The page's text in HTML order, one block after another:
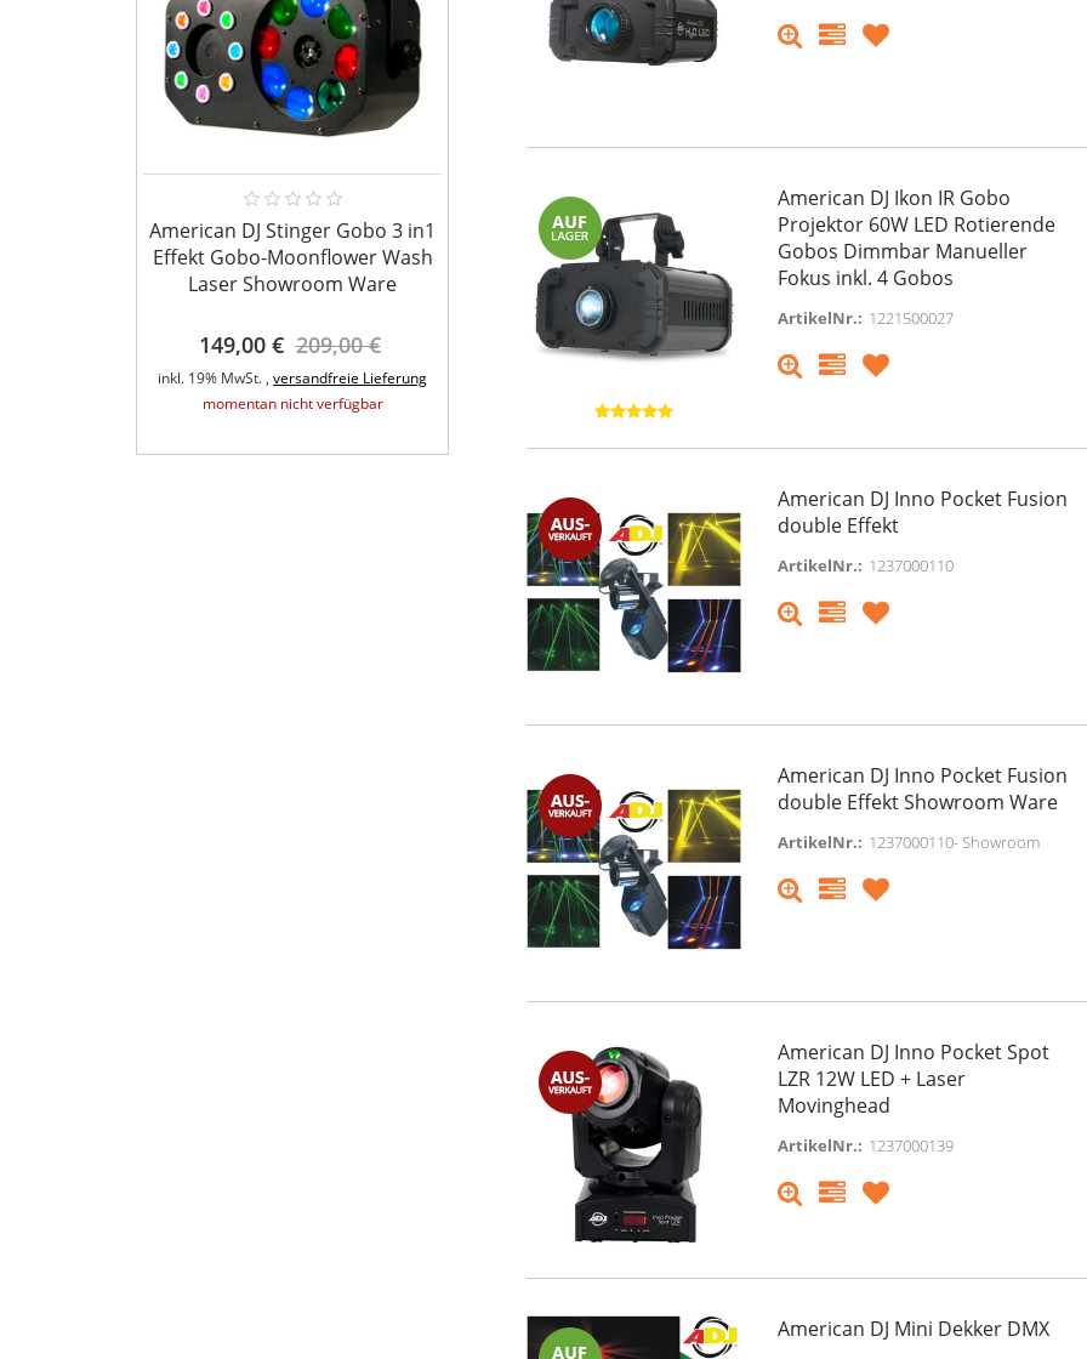
American DJ Ikon IR Gobo
Projektor 60W LED Rotierende
Gobos Dimmbar Manueller
Fokus inkl. 4 Gobos
ArtikelNr.: 1221500027
American DJ Inno Pocket Fusion
double Effekt
ArtikelNr.: 1237000110
American DJ Inno Pocket Fusion
double Effekt Showroom Ware
ArtikelNr.: 1237000110- Showroom
American DJ Inno Pocket Spot
LZR 12W LED + Laser
Movinghead
ArtikelNr.: 1237000139
American DJ Mini Dekker DMX
American DJ Stinger Gobo 3 in1
Effekt Gobo-Moonflower Wash
Laser Showroom Ware
149,00 € 209,00 €
inkl. 19% MwSt. , versandfreie Lieferung
momentan nicht verfügbar
Bundle Pioneer DJ Opus-Quad
professionelles All-in-One DJ
System inkl. Flightcase + XLR
Kabel
3.149,00 € 3.499,00 €
momentan nicht verfügbar
Cameo SUPERFLY HP - 5 x
Watt RGBWA High Power
Lichteffekt Showroom
inkl. 19% MwSt. ,